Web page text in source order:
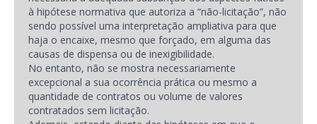
à hipótese normativa que autoriza a “não-licitação”, não
sendo possível uma interpretação ampliativa para que
haja o encaixe, mesmo que forçado, em alguma das
causas de dispensa ou de inexigibilidade.
No entanto, não se mostra necessariamente
excepcional a sua ocorrência prática ou mesmo a
quantidade de contratos ou volume de valores
contratados sem licitação.